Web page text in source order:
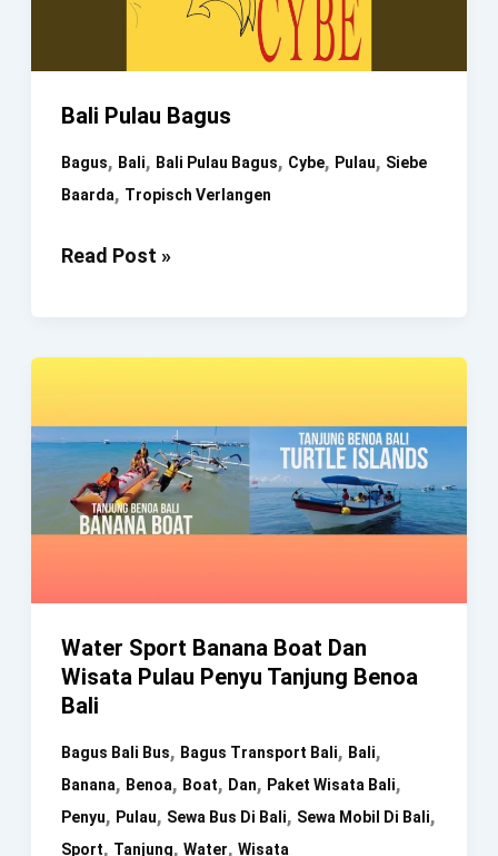
Bali Pulau Bagus
Bagus, Bali, Bali Pulau Bagus, Cybe, Pulau, Siebe
Baarda, Tropisch Verlangen
Bali
Read Post »
Water Sport Banana Boat Dan
Wisata Pulau Penyu Tanjung Benoa
Bali
Bagus Bali Bus, Bagus Transport Bali, Bali,
Banana, Benoa, Boat, Dan, Paket Wisata Bali,
Penyu, Pulau, Sewa Bus Di Bali, Sewa Mobil Di Bali,
Sport, Tanjung, Water, Wisata